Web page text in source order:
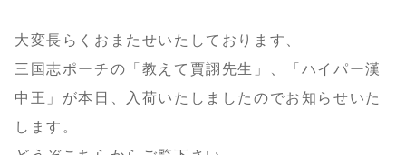
大変長らくおまたせいたしております、
三国志ポーチの「教えて賈詡先生」、「ハイパー漢
中王」が本日、入荷いたしましたのでお知らせいた
します。